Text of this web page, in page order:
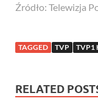
Źródło: Telewizja
TAGGED TVP TVP1
RELATED